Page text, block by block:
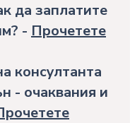
да заплатите
- Прочетете
консултанта
- очаквания и